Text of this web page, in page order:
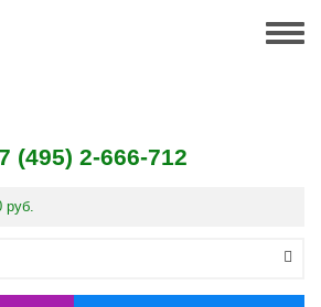
(495) 2-666-712
руб.